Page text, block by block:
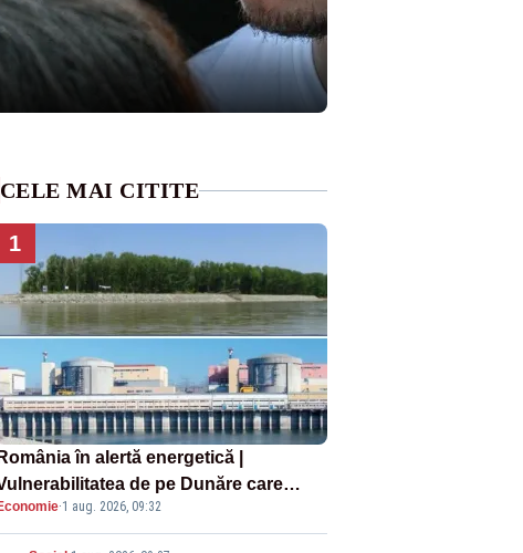
CELE MAI CITITE
1
România în alertă energetică |
de pe Dunăre care
în pericol Centrala Cernavodă era
de pe vremea lui Ceaușescu
·1 aug. 2026, 09:32